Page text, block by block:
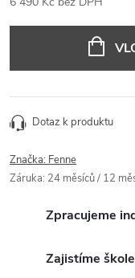
Dotaz k produktu
Značka: Fenne
Záruka: 24 měsíců / 12
Zpracujeme
Zajistíme